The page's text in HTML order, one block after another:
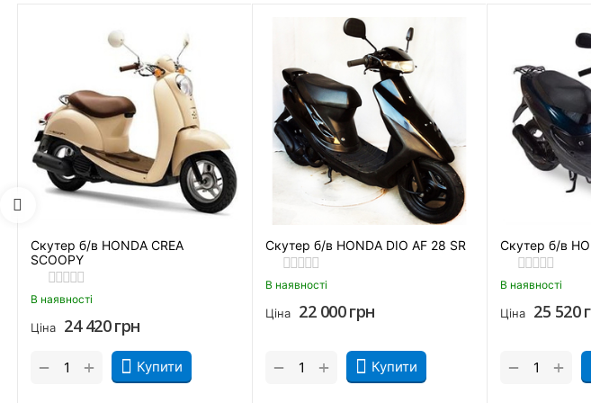
Скутер б/в HONDA CREA
SCOOPY
В наявності
Ціна 24 420грн
Купити
+
−
Скутер б/в HONDA DIO AF 28 SR
В наявності
Ціна 22 000грн
Купити
+
−
Скутер б/в
В наявності
Ціна 25 520
+
−